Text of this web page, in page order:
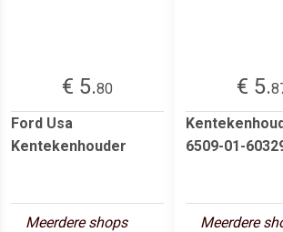
€ 5.80
Ford Usa
Kentekenhouder
Meerdere shops
€ 5.
6509-01-
Meerdere